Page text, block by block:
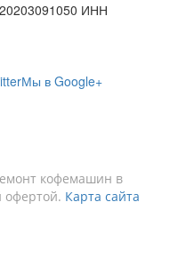
ИНН
Мы в Google+
кофемашин в
офертой. Карта сайта